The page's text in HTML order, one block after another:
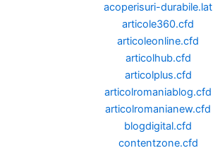
acoperisuri-durabile.lat
articole360.cfd
articoleonline.cfd
articolhub.cfd
articolplus.cfd
articolromaniablog.cfd
articolromanianew.cfd
blogdigital.cfd
contentzone.cfd